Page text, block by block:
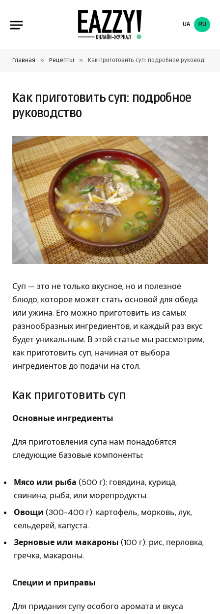
UA RU
Главная » Рецепты » Как приготовить суп: подробное руководство
Как приготовить суп: подробное
руководство
Суп — это не только вкусное, но и полезное
блюдо, которое может стать основой для обеда
или ужина. Его можно приготовить из самых
разнообразных ингредиентов, и каждый раз вкус
будет уникальным. В этой статье мы рассмотрим,
как приготовить суп, начиная от выбора
ингредиентов до подачи на стол.
Как приготовить суп
Основные ингредиенты
Для приготовления супа нам понадобятся
следующие базовые компоненты:
Мясо или рыба (500 г): говядина, курица,
свинина, рыба, или морепродукты.
Овощи (300-400 г): картофель, морковь, лук,
сельдерей, капуста.
Зерновые или макароны (100 г): рис, перловка,
гречка, макароны.
Специи и приправы
Для придания супу особого аромата и вкуса